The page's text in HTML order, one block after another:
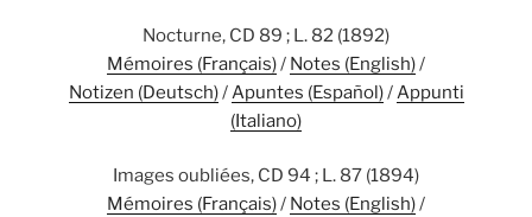
Nocturne, CD 89 ; L. 82 (1892)
Mémoires (Français)/ Notes (English)/
Notizen (Deutsch)/ Apuntes (Español)/ Appunti
(Italiano)
Images oubliées, CD 94 ; L. 87 (1894)
Mémoires (Français)/ Notes (English)/